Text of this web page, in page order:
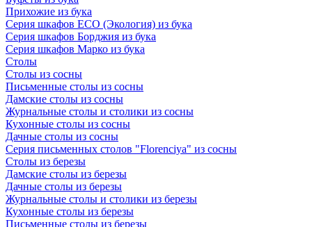
Прихожие из бука
Серия шкафов ECO (Экология) из бука
Серия шкафов Борджия из бука
Серия шкафов Марко из бука
Столы
Столы из сосны
Письменные столы из сосны
Дамские столы из сосны
Журнальные столы и столики из сосны
Кухонные столы из сосны
Дачные столы из сосны
Серия письменных столов "Florenciya" из сосны
Столы из березы
Дамские столы из березы
Дачные столы из березы
Журнальные столы и столики из березы
Кухонные столы из березы
Письменные столы из березы